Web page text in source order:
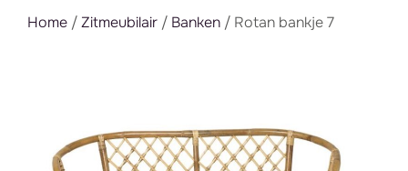
Home /Zitmeubilair / Banken / Rotan bankje 7